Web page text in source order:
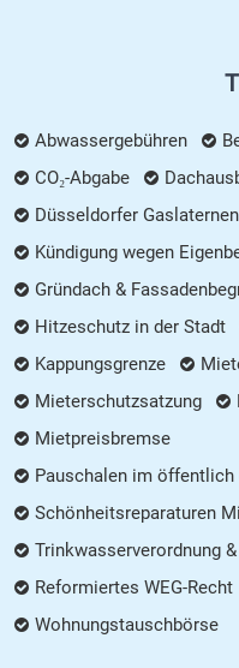
Abwassergebühren
CO₂-Abgabe
Düsseldorfer Gaslaternen
Kündigung wegen
Gründach &
Hitzeschutz in der Stadt
Kappungsgrenze
Mieterschutzsatzung
Mietpreisbremse
Pauschalen im
Schönheitsreparaturen
Trinkwasserverordnung
Reformiertes WEG-Recht
Wohnungstauschbörse